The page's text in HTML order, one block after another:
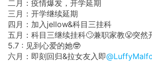
二月：疫情爆发，开学延期
三月：开学继续延期
四月：加入jellow&科目三挂科
五月：科目三继续挂科🙄兼职家教😤突然
5.7 : 见到心爱的她🤓
六月：即刻回归&拉女友入即